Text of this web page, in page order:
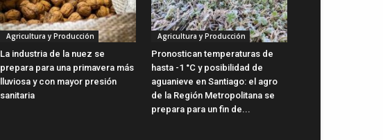
Agricultura y Producción
La industria de la nuez se
prepara para una primavera más
lluviosa y con mayor presión
sanitaria
Agricultura y Producción
Pronostican temperaturas de
hasta -1 °C y posibilidad de
aguanieve en Santiago: el agro
de la Región Metropolitana se
prepara para un fin de...